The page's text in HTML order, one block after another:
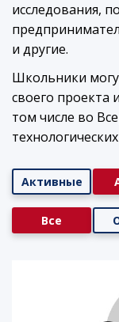
исследования,
и другие.
Школьники
своего проекта
том числе во
Активные
Все